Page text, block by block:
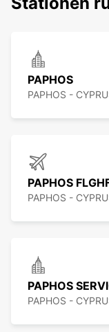
PAPHOS
PAPHOS -
PAPHOS
PAPHOS -
PAPHOS
PAPHOS -